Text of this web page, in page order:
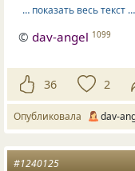
… показать весь текст …
©dav-angel 1099
36 2
Опубликовала dav-
#1240125